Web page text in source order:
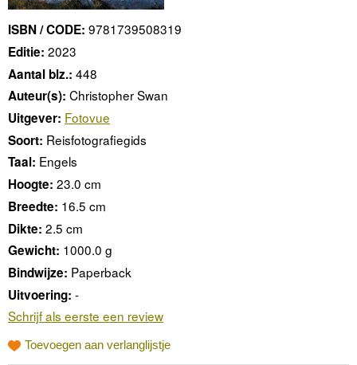
ISBN / CODE: 9781739508319
Editie: 2023
Aantal blz.: 448
Auteur(s): Christopher Swan
Uitgever: Fotovue
Soort: Reisfotografiegids
Taal: Engels
Hoogte: 23.0 cm
Breedte: 16.5 cm
Dikte: 2.5 cm
Gewicht: 1000.0 g
Bindwijze: Paperback
Uitvoering: -
Schrijf als eerste een review
Toevoegen aan verlanglijstje